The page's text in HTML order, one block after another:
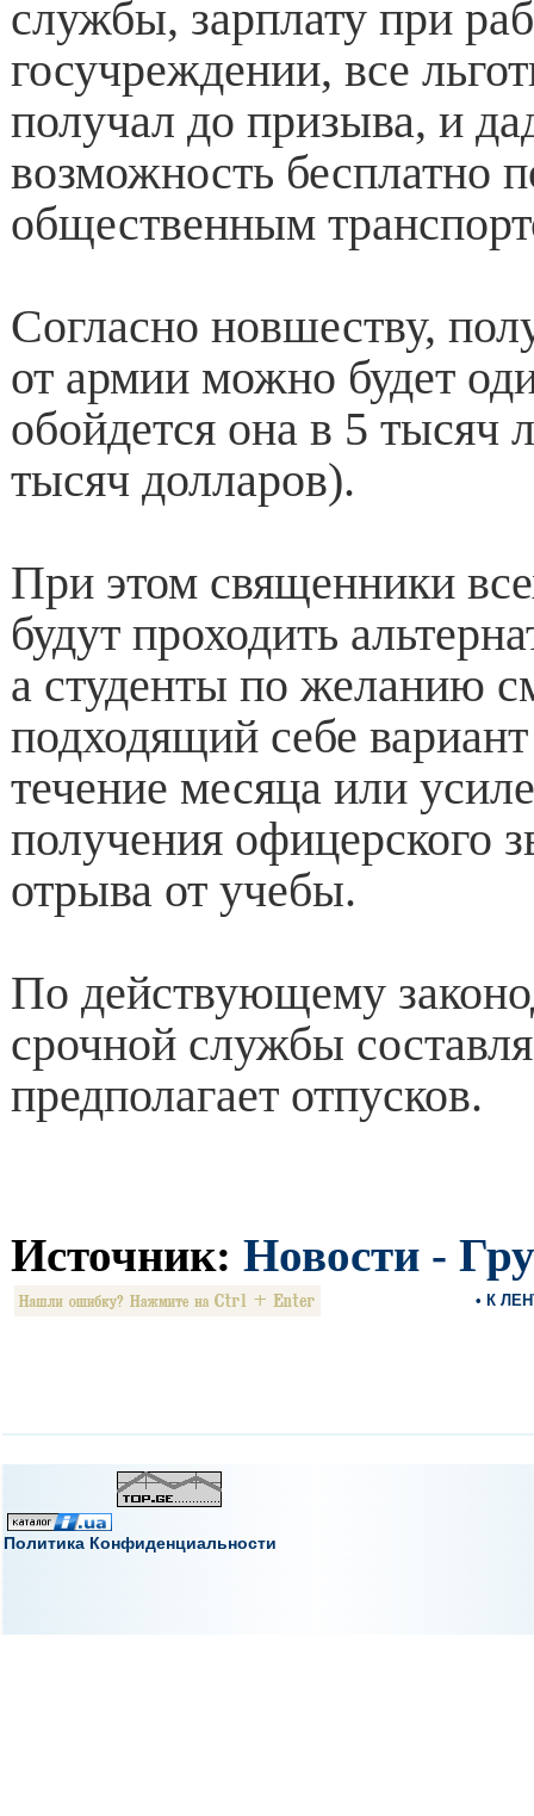
службы, зарплату при
госучреждении, все
получал до призыва, и
возможность бесплатно
общественным
Согласно новшеству,
от армии можно будет
обойдется она в 5 тысяч
тысяч долларов).
При этом священники
будут проходить
а студенты по желанию
подходящий себе
течение месяца или
получения офицерского
отрыва от учебы.
По действующему
срочной службы
предполагает отпусков.
Источник: Новости -
• К
Политика Конфиденциальности